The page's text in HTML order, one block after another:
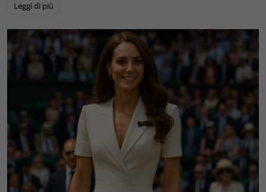
Leggi di più